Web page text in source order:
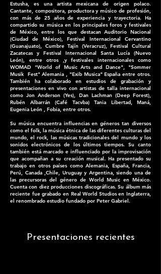
Estusha, es una artista mexicana de origen polaco.
Cantante, compositora, productora y músico de profesión,
con más de 25 años de experiencia y trayectoria. Ha
compartido su música en los principales foros y festivales
de México, entre los que destacan Auditorio Nacional
(Ciudad de México), Festival Internacional Cervantino
(Guanajuato), Cumbre Tajín (Veracruz), Festival Cultural
Zacatecas y Festival Internacional Santa Lucía (Nuevo
León), entre otros ,y festivales internacionales como
WOMAD "World of Music Arts and Dance", "Sommer
Musik Fest" Alemania , "Exib Musica" España entre otros.
También ha colaborado en estudios de grabación y
presentaciones en vivo con artistas de talla internacional
como Jon Anderson (Yes), Dan Lachman (Deep Forest),
Rubén Albarrán (Café Tacvba) Tania Libertad, Maná,
Eugenia León , Fobia, entre otros.
Su música encuentra influencias en géneros tan diversos
como el folk, la música étnica de las diferentes culturas del
mundo, el rock, las músicas tradicionales del mundo y los
sonidos electrónicos de los últimos tiempos. Su canto
también está marcado e influenciado por la improvisación
que acompañan a su creación musical. Ha presentado su
trabajo en otros países como Alemania, España, Francia,
Perú, Canada ,Chile, Uruguay y Argentina, siendo una de
las precursoras del género de World Music en México.
Cuenta con diez producciones discográficas. Su álbum más
reciente fue grabado en Real World Studios en Inglaterra,
el renombrado estudio fundado por Peter Gabriel.
Presentaciones recientes